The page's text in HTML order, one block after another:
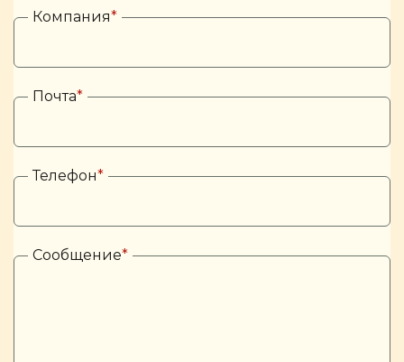
Компания*
Почта*
Телефон*
Сообщение*